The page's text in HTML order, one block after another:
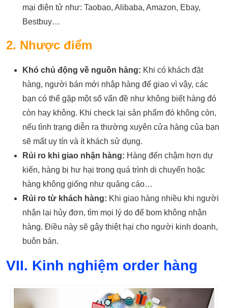
mại điện tử như: Taobao, Alibaba, Amazon, Ebay,
Bestbuy…
2. Nhược điểm
Khó chủ động về nguồn hàng: Khi có khách đặt
hàng, người bán mới nhập hàng để giao vì vậy, các
bạn có thể gặp một số vấn đề như không biết hàng đó
còn hay không. Khi check lại sản phẩm đó không còn,
nếu tình trạng diễn ra thường xuyên cửa hàng của bạn
sẽ mất uy tín và ít khách sử dụng.
Rủi ro khi giao nhận hàng: Hàng đến chậm hơn dự
kiến, hàng bị hư hại trong quá trình di chuyển hoặc
hàng không giống như quảng cáo…
Rủi ro từ khách hàng: Khi giao hàng nhiều khi người
nhận lại hủy đơn, tìm mọi lý do để bom không nhận
hàng. Điều này sẽ gây thiệt hại cho người kinh doanh,
buôn bán.
VII. Kinh nghiệm order hàng